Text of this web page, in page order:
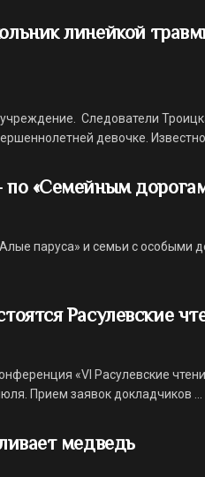
линейкой
Следователи
девочке. Известно,
по «Семейным
паруса» и семьи с особыми
Расулевские
«VI Расулевские
Прием заявок докладчиков ...
медведь